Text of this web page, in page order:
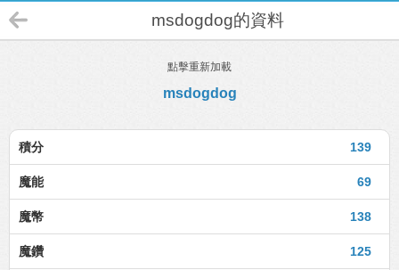
msdogdog的資料
點擊重新加載
msdogdog
139
積分
69
魔能
138
魔幣
125
魔鑽